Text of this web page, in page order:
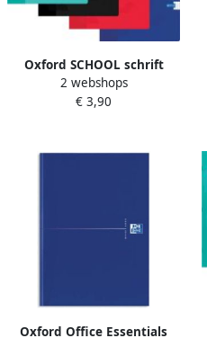
Oxford SCHOOL schrift
geassorteerde kleuren ft A4
120 bladzijden geruit 5 mm
2 webshops
€ 3,90
Oxford Office Essentials